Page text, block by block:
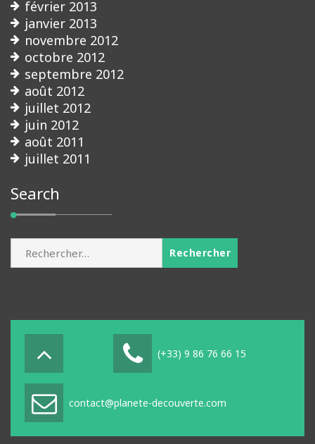
février 2013
janvier 2013
novembre 2012
octobre 2012
septembre 2012
août 2012
juillet 2012
juin 2012
août 2011
juillet 2011
Search
Rechercher :
(+33) 9 86 76 66 15
contact@planete-decouverte.com